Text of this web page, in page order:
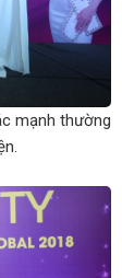
mạnh thường